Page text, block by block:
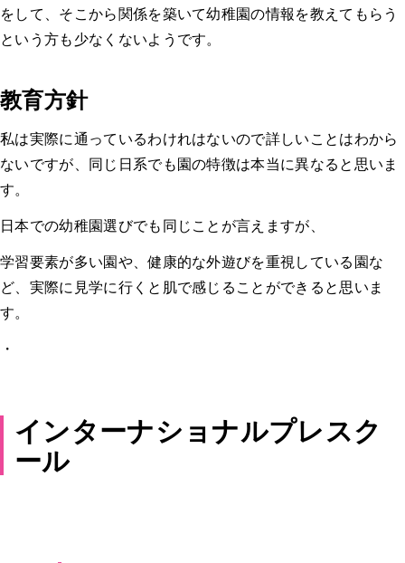
をして、そこから関係を築いて幼稚園の情報を教えてもらう
という方も少なくないようです。
教育方針
私は実際に通っているわけれはないので詳しいことはわから
ないですが、同じ日系でも園の特徴は本当に異なると思いま
す。
日本での幼稚園選びでも同じことが言えますが、
学習要素が多い園や、健康的な外遊びを重視している園な
ど、実際に見学に行くと肌で感じることができると思いま
す。
・
インターナショナルプレスク
ール